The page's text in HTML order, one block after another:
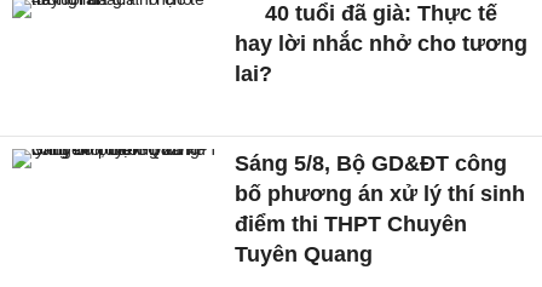
40 tuổi đã già: Thực tế
hay lời nhắc nhở cho tương
lai?
Sáng 5/8, Bộ GD&ĐT công
bố phương án xử lý thí sinh
điểm thi THPT Chuyên
Tuyên Quang